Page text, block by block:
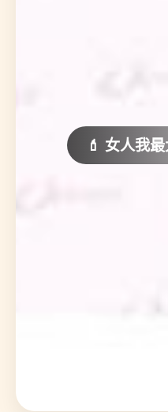
🏝️ 五十公里